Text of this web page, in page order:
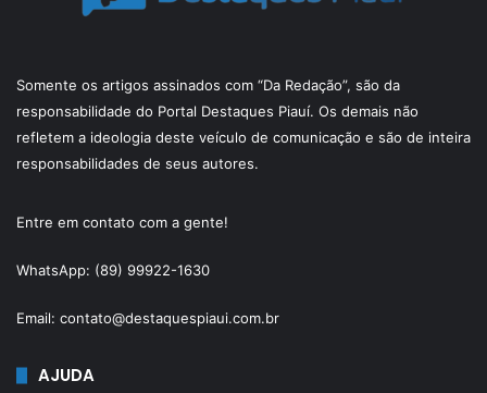
Somente os artigos assinados com “Da Redação”, são da
responsabilidade do Portal Destaques Piauí. Os demais não
refletem a ideologia deste veículo de comunicação e são de inteira
responsabilidades de seus autores.
Entre em contato com a gente!
WhatsApp: (89) 99922-1630
Email: contato@destaquespiaui.com.br
AJUDA